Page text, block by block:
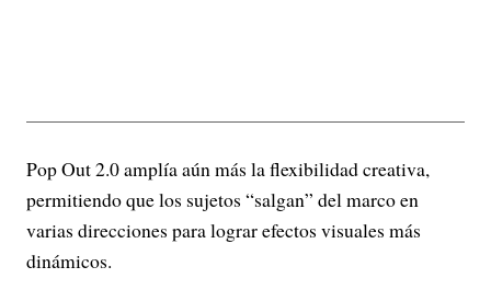
Pop Out 2.0 amplía aún más la flexibilidad creativa,
permitiendo que los sujetos “salgan” del marco en
varias direcciones para lograr efectos visuales más
dinámicos.